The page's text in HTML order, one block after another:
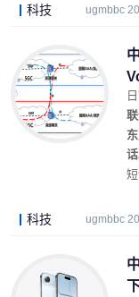
科技 ugmbbc
话
科技 ugmbbc